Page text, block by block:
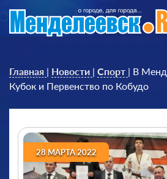
Главная | Новости | Спорт | В
Кубок и Первенство по Кобудо
28 МАРТА 2022